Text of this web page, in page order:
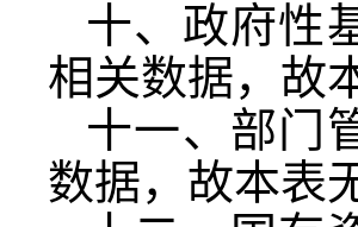
十、政府性
相关数据，故
十一、部门
数据，故本表